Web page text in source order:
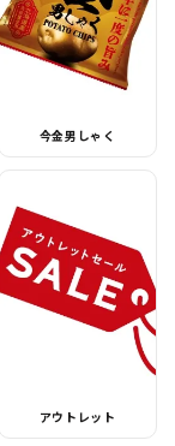
今金男しゃく
アウトレット